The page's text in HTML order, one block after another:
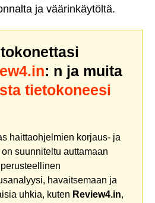
ja väärinkäytöltä.
: n ja muita
tietokoneesi
haittaohjelmien korjaus- ja
suunniteltu auttamaan
havaitsemaan ja
uhkia, kuten Review4.in,